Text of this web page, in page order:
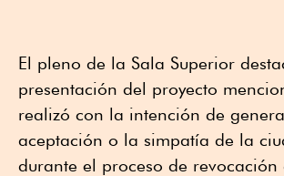
El pleno de la Sala Superior
presentación del proyecto
realizó con la intención de
aceptación o la simpatía de la
durante el proceso de